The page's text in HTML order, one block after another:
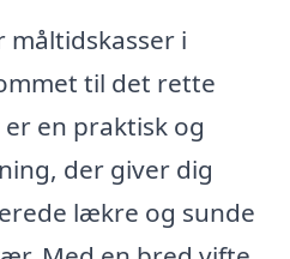
måltidskasser i
til det rette
en praktisk og
der giver dig
lækre og sunde